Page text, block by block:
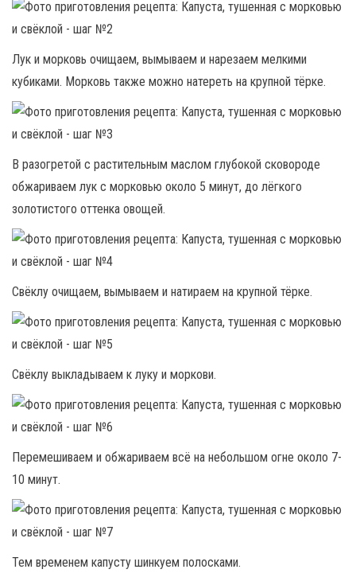
Лук и морковь очищаем, вымываем и нарезаем мелкими
кубиками. Морковь также можно натереть на крупной тёрке.
В разогретой с растительным маслом глубокой сковороде
обжариваем лук с морковью около 5 минут, до лёгкого
золотистого оттенка овощей.
Свёклу очищаем, вымываем и натираем на крупной тёрке.
Свёклу выкладываем к луку и моркови.
Перемешиваем и обжариваем всё на небольшом огне около 7-
10 минут.
Тем временем капусту шинкуем полосками.